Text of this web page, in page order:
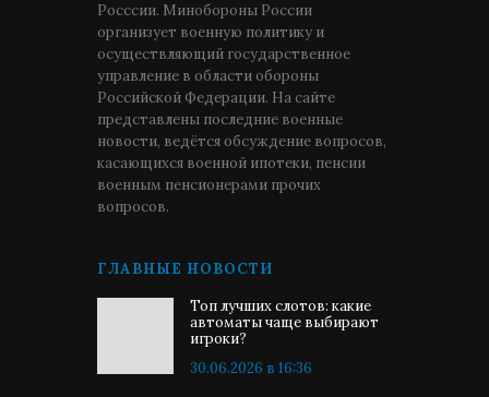
Росссии. Минобороны России
организует военную политику и
осуществляющий государственное
управление в области обороны
Российской Федерации. На сайте
представлены последние военные
новости, ведётся обсуждение вопросов,
касающихся военной ипотеки, пенсии
военным пенсионерами прочих
вопросов.
ГЛАВНЫЕ НОВОСТИ
Топ лучших слотов: какие
автоматы чаще выбирают
игроки?
30.06.2026 в 16:36